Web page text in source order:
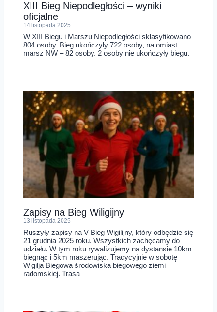
XIII Bieg Niepodległości – wyniki
oficjalne
14 listopada 2025
W XIII Biegu i Marszu Niepodległości sklasyfikowano
804 osoby. Bieg ukończyły 722 osoby, natomiast
marsz NW – 82 osoby. 2 osoby nie ukończyły biegu.
Zapisy na Bieg Wiligijny
13 listopada 2025
Ruszyły zapisy na V Bieg Wigilijny, który odbędzie się
21 grudnia 2025 roku. Wszystkich zachęcamy do
udziału. W tym roku rywalizujemy na dystansie 10km
biegnąc i 5km maszerując. Tradycyjnie w sobotę
Wigilja Biegowa środowiska biegowego ziemi
radomskiej. Trasa